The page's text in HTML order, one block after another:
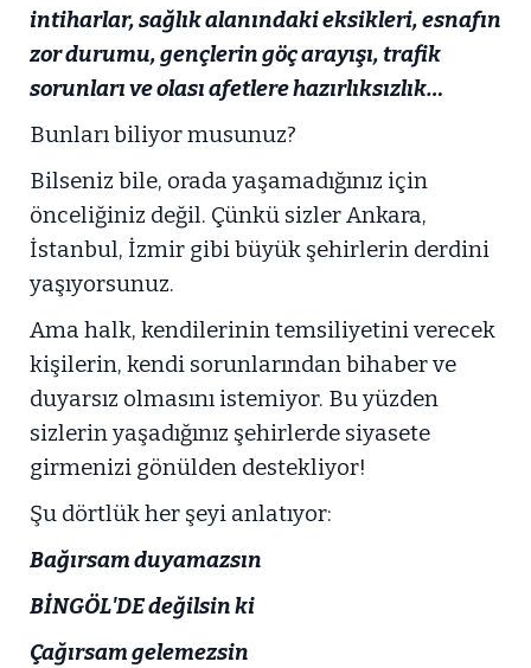
intiharlar, sağlık alanındaki eksikleri, esnafın
zor durumu, gençlerin göç arayışı, trafik
sorunları ve olası afetlere hazırlıksızlık…
Bunları biliyor musunuz?
Bilseniz bile, orada yaşamadığınız için
önceliğiniz değil. Çünkü sizler Ankara,
İstanbul, İzmir gibi büyük şehirlerin derdini
yaşıyorsunuz.
Ama halk, kendilerinin temsiliyetini verecek
kişilerin, kendi sorunlarından bihaber ve
duyarsız olmasını istemiyor. Bu yüzden
sizlerin yaşadığınız şehirlerde siyasete
girmenizi gönülden destekliyor!
Şu dörtlük her şeyi anlatıyor:
Bağırsam duyamazsın
BİNGÖL'DE değilsin ki
Çağırsam gelemezsin